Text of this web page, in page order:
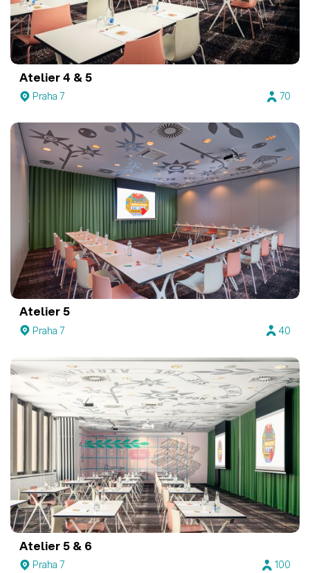
Atelier 4 & 5
Praha 7 70
Atelier 5
Praha 7 40
Atelier 5 & 6
Praha 7 100